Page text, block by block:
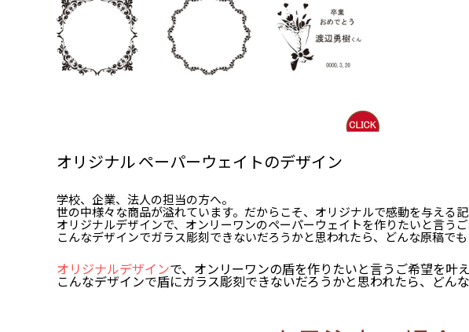
オリジナル ペーパーウェイトのデザイン
学校、企業、法人の担当の方へ。
世の中様々な商品が溢れています。だからこそ、オリジナルで感動を与える記
オリジナルデザインで、オンリーワンのペーパーウェイトを作りたいと言うご
こんなデザインでガラス彫刻できないだろうかと思われたら、どんな原稿でも
オリジナルデザインで、オンリーワンの盾を作りたいと言うご希望を叶え
こんなデザインで盾にガラス彫刻できないだろうかと思われたら、どん